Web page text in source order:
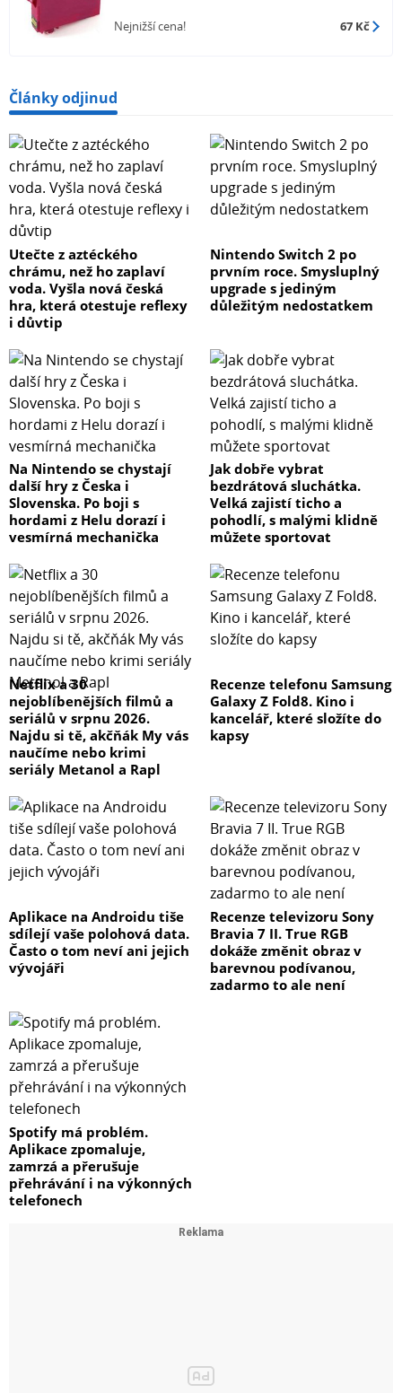
Nejnižší cena! 67 Kč
Články odjinud
Utečte z aztéckého
chrámu, než ho zaplaví
voda. Vyšla nová česká
hra, která otestuje reflexy
i důvtip
Nintendo Switch 2 po
prvním roce. Smysluplný
upgrade s jediným
důležitým nedostatkem
Na Nintendo se chystají
další hry z Česka i
Slovenska. Po boji s
hordami z Helu dorazí i
vesmírná mechanička
Jak dobře vybrat
bezdrátová sluchátka.
Velká zajistí ticho a
pohodlí, s malými klidně
můžete sportovat
Netflix a 30
nejoblíbenějších filmů a
seriálů v srpnu 2026.
Najdu si tě, akčňák My vás
naučíme nebo krimi
seriály Metanol a Rapl
Recenze telefonu Samsung
Galaxy Z Fold8. Kino i
kancelář, které složíte do
kapsy
Aplikace na Androidu tiše
sdílejí vaše polohová data.
Často o tom neví ani jejich
vývojáři
Recenze televizoru Sony
Bravia 7 II. True RGB
dokáže změnit obraz v
barevnou podívanou,
zadarmo to ale není
Spotify má problém.
Aplikace zpomaluje,
zamrzá a přerušuje
přehrávání i na výkonných
telefonech